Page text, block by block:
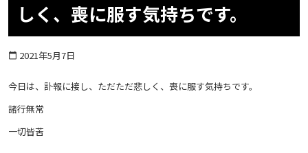
しく、喪に服す気持ちです。
calendar_today 2021年5月7日
今日は、訃報に接し、ただただ悲しく、喪に服す気持ちです。
諸行無常
一切皆苦